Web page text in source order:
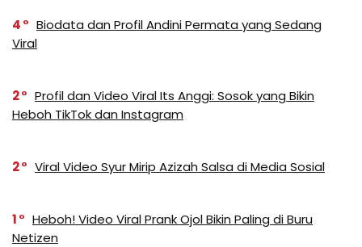
4
Biodata dan Profil Andini Permata yang Sedang
Viral
2
Profil dan Video Viral Its Anggi: Sosok yang Bikin
Heboh TikTok dan Instagram
2 Viral Video Syur Mirip Azizah Salsa di Media Sosial
1
Heboh! Video Viral Prank Ojol Bikin Paling di Buru
Netizen